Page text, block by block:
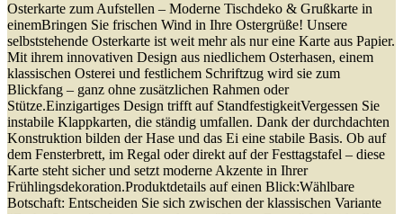
Osterkarte zum Aufstellen – Moderne Tischdeko & Grußkarte in
einemBringen Sie frischen Wind in Ihre Ostergrüße! Unsere
selbststehende Osterkarte ist weit mehr als nur eine Karte aus Papier.
Mit ihrem innovativen Design aus niedlichem Osterhasen, einem
klassischen Osterei und festlichem Schriftzug wird sie zum
Blickfang – ganz ohne zusätzlichen Rahmen oder
Stütze.Einzigartiges Design trifft auf StandfestigkeitVergessen Sie
instabile Klappkarten, die ständig umfallen. Dank der durchdachten
Konstruktion bilden der Hase und das Ei eine stabile Basis. Ob auf
dem Fensterbrett, im Regal oder direkt auf der Festtagstafel – diese
Karte steht sicher und setzt moderne Akzente in Ihrer
Frühlingsdekoration.Produktdetails auf einen Blick:Wählbare
Botschaft: Entscheiden Sie sich zwischen der klassischen Variante